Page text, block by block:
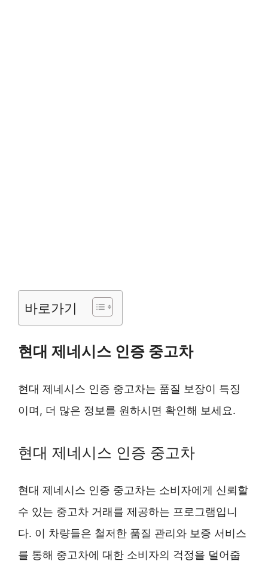
바로가기
현대 제네시스 인증 중고차
현대 제네시스 인증 중고차는 품질 보장이 특징
이며, 더 많은 정보를 원하시면 확인해 보세요.
현대 제네시스 인증 중고차
현대 제네시스 인증 중고차는 소비자에게 신뢰할
수 있는 중고차 거래를 제공하는 프로그램입니
다. 이 차량들은 철저한 품질 관리와 보증 서비스
를 통해 중고차에 대한 소비자의 걱정을 덜어줍